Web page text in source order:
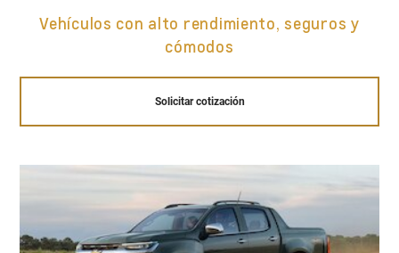
Vehículos con alto rendimiento, seguros y
cómodos
Solicitar cotización